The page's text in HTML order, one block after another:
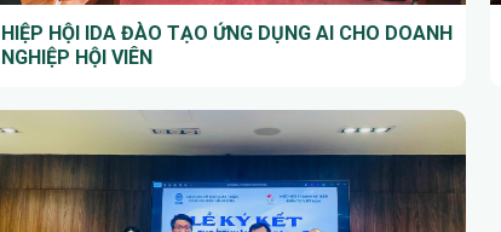
HIỆP HỘI IDA ĐÀO TẠO ỨNG DỤNG AI CHO DOANH
NGHIỆP HỘI VIÊN